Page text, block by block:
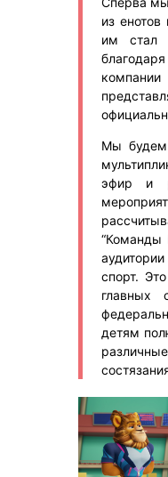
из
им стал
Мы будем
эфир и
“Команды
спорт.
главных
детям